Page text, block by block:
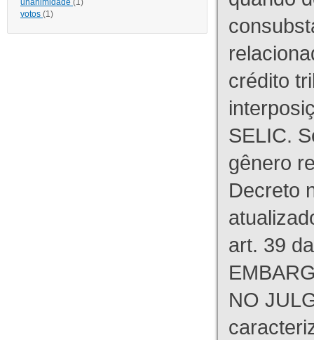
unanimidade (1)
votos (1)
crédito
SELIC.
gênero
Decreto
art. 39
NO